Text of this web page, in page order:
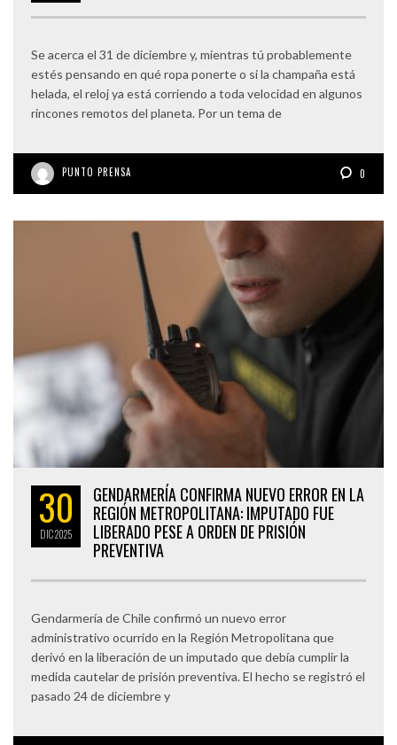
Se acerca el 31 de diciembre y, mientras tú probablemente
estés pensando en qué ropa ponerte o si la champaña está
helada, el reloj ya está corriendo a toda velocidad en algunos
rincones remotos del planeta. Por un tema de
PUNTO PRENSA 0
30
DIC2025
GENDARMERÍA CONFIRMA NUEVO ERROR EN LA
REGIÓN METROPOLITANA: IMPUTADO FUE
LIBERADO PESE A ORDEN DE PRISIÓN
PREVENTIVA
Gendarmería de Chile confirmó un nuevo error
administrativo ocurrido en la Región Metropolitana que
derivó en la liberación de un imputado que debía cumplir la
medida cautelar de prisión preventiva. El hecho se registró el
pasado 24 de diciembre y